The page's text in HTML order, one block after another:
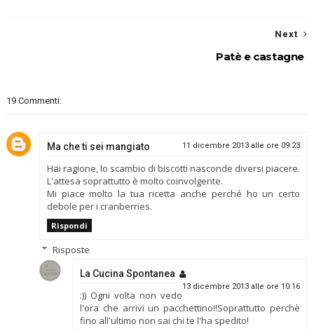
Next
Patè e castagne
19 Commenti:
Ma che ti sei mangiato 11 dicembre 2013 alle ore 09:23
Hai ragione, lo scambio di biscotti nasconde diversi piacere.
L'attesa soprattutto è molto coinvolgente.
Mi piace molto la tua ricetta anche perché ho un certo
debole per i cranberries.
Rispondi
Risposte
La Cucina Spontanea
13 dicembre 2013 alle ore 10:16
:)) Ogni volta non vedo
l'ora che arrivi un pacchettino!!Soprattutto perchè
fino all'ultimo non sai chi te l'ha spedito!